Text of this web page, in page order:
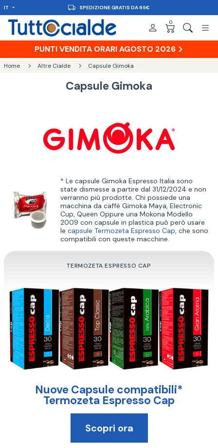
IT CONSEGNA IN 48H
0
PUNTI VENDITA ORARI AGOSTO 2026
Home Altre Cialde Capsule Gimoka
Capsule Gimoka
* Le capsule Gimoka Espresso Italia sono
state dismesse a partire dal 31/12/2024 e non
verranno più prodotte. Chi possiede una
macchina da caffè Gimoka Maya, Electronic
Cup, Queen Oppure una Mokona Modello
2009 con capsule in plastica può però usare
le capsule Termozeta Espresso Cap, che sono
compatibili con queste macchine.
TERMOZETA ESPRESSO CAP
Nuove Capsule compatibili*
Termozeta Espresso Cap
Scopri ora